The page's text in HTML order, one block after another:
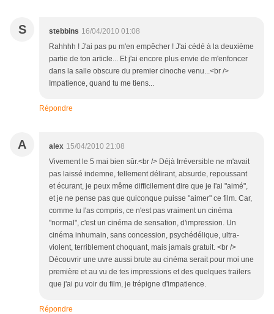
S stebbins 16/04/2010 01:08
Rahhhh ! J'ai pas pu m'en empêcher ! J'ai cédé à la deuxième
partie de ton article... Et j'ai encore plus envie de m'enfoncer
dans la salle obscure du premier cinoche venu...<br />
Impatience, quand tu me tiens...
Répondre
A alex 15/04/2010 21:08
Vivement le 5 mai bien sûr.<br /> Déjà Irréversible ne m'avait
pas laissé indemne, tellement délirant, absurde, repoussant
et écurant, je peux même difficilement dire que je l'ai "aimé",
et je ne pense pas que quiconque puisse "aimer" ce film. Car,
comme tu l'as compris, ce n'est pas vraiment un cinéma
"normal", c'est un cinéma de sensation, d'impression. Un
cinéma inhumain, sans concession, psychédélique, ultra-
violent, terriblement choquant, mais jamais gratuit. <br />
Découvrir une uvre aussi brute au cinéma serait pour moi une
première et au vu de tes impressions et des quelques trailers
que j'ai pu voir du film, je trépigne d'impatience.
Répondre